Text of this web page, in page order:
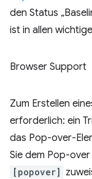
den Status
ist in allen
Browser Support
Zum Erstellen
erforderlich: ein
das Pop-over-
Sie dem Pop-
[popover]